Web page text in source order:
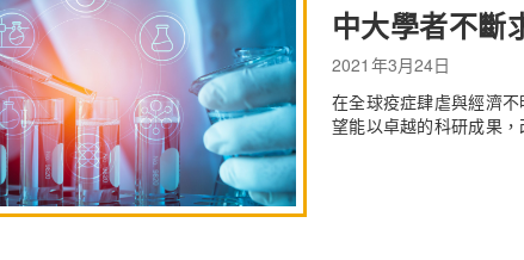
中大學者不斷
2021年3月24日
在全球疫症肆虐與經濟
望能以卓越的科研成果